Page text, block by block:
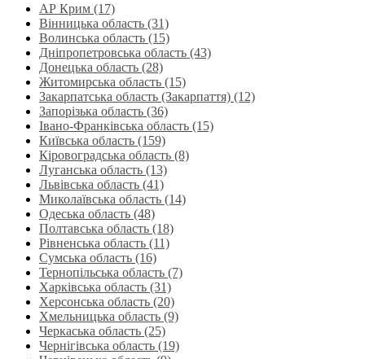
АР Крим (17)
Вінницька область (31)
Волинська область‎ (15)
Дніпропетровська область‎ (43)
Донецька область (28)
Житомирська область (15)
Закарпатська область (Закарпаття) (12)
Запорізька область (36)
Івано-Франківська область (15)
Київська область (159)
Кіровоградська область (8)
Луганська область‎ (13)
Львівська область‎ (41)
Миколаївська область‎ (14)
Одеська область‎ (48)
Полтавська область (18)
Рівненська область‎ (11)
Сумська область‎ (16)
Тернопільська область‎ (7)
Харківська область‎ (31)
Херсонська область‎ (20)
Хмельницька область‎ (9)
Черкаська область‎ (25)
Чернігівська область (19)